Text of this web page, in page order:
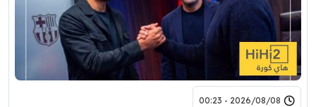
2026/08/08 - 00:23